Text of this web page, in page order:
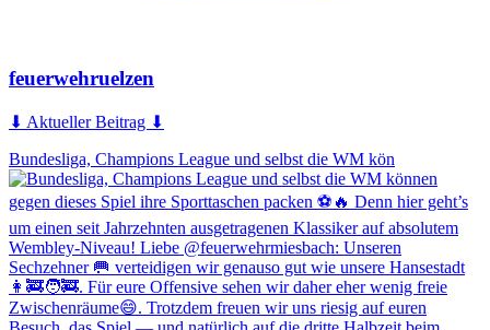
feuerwehruelzen
⬇ Aktueller Beitrag ⬇
Bundesliga, Champions League und selbst die WM kön